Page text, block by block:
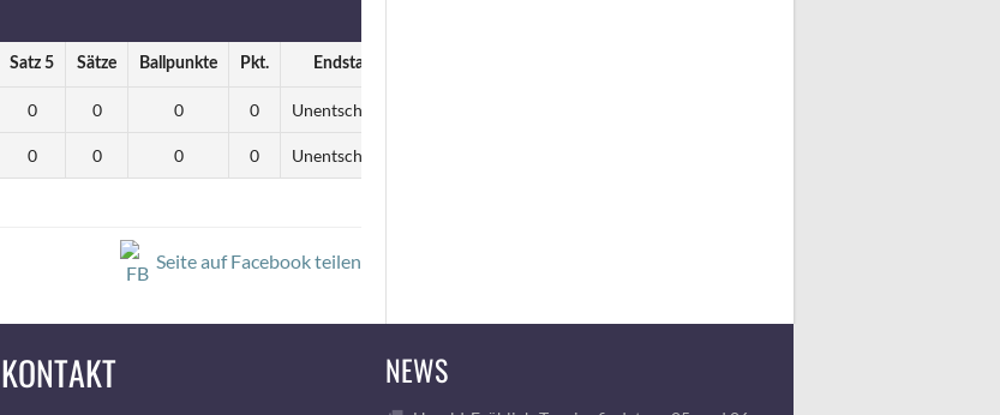
Satz 5 Sätze Ballpunkte Pkt. Endstand
0 0 0 0 Unentschieden
0 0 0 0 Unentschieden
Seite auf Facebook teilen
KONTAKT NEWS